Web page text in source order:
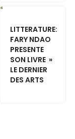
LITTERATURE:
FARY NDAO
PRESENTE
SON LIVRE »
LE DERNIER
DES ARTS